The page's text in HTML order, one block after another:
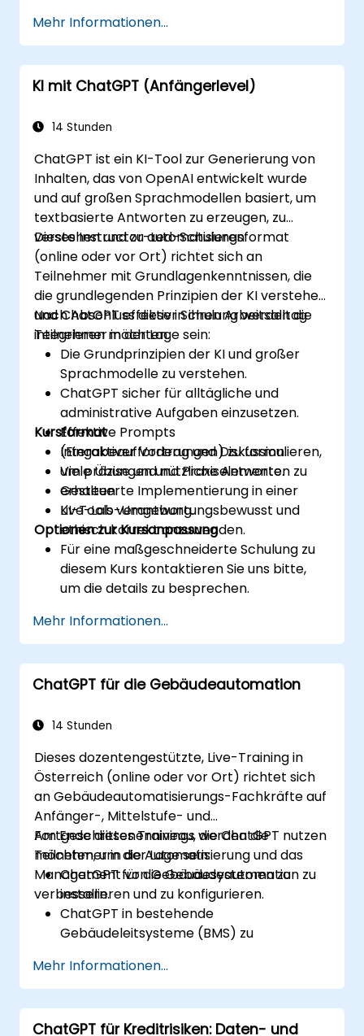
Mehr Informationen...
KI mit ChatGPT (Anfängerlevel)
14 Stunden
ChatGPT ist ein KI-Tool zur Generierung von
Inhalten, das von OpenAI entwickelt wurde
und auf großen Sprachmodellen basiert, um
textbasierte Antworten zu erzeugen, zu
verstehen und zu automatisieren.
Dieses Instructor-Led-Schulungsformat
(online oder vor Ort) richtet sich an
Teilnehmer mit Grundlagenkenntnissen, die
die grundlegenden Prinzipien der KI verstehen
und ChatGPT effektiv in ihren Arbeitsalltag
integrieren möchten.
Nach Abschluss dieser Schulung werden die
Teilnehmer in der Lage sein:
Die Grundprinzipien der KI und großer
Sprachmodelle zu verstehen.
ChatGPT sicher für alltägliche und
administrative Aufgaben einzusetzen.
Effektive Prompts
(Eingabeaufforderungen) zu formulieren,
um präzise und nützliche Antworten zu
erhalten.
KI-Tools verantwortungsbewusst und
ethisch korrekt anzuwenden.
Kursformat
Interaktiver Vortrag und Diskussion.
Viele Übungen und Praxiselemente.
Gesteuerte Implementierung in einer
Live-Lab-Umgebung.
Optionen zur Kursanpassung
Für eine maßgeschneiderte Schulung zu
diesem Kurs kontaktieren Sie uns bitte,
um die details zu besprechen.
Mehr Informationen...
ChatGPT für die Gebäudeautomation
14 Stunden
Dieses dozentengestützte, Live-Training in
Österreich (online oder vor Ort) richtet sich
an Gebäudeautomatisierungs-Fachkräfte auf
Anfänger-, Mittelstufe- und
Fortgeschrittenenniveau, die ChatGPT nutzen
möchten, um die Automatisierung und das
Management von Gebäudesystemen zu
verbessern.
Am Ende dieses Trainings werden die
Teilnehmer in der Lage sein:
ChatGPT für die Gebäudeautomation zu
installieren und zu konfigurieren.
ChatGPT in bestehende
Gebäudeleitsysteme (BMS) zu
Die Steuerung von Beleuchtung, HLK
(Heizung, Lüftung, Klima) und
Brandschutzsystemen durch ChatGPT zu
automatisieren.
Mehr Informationen...
ChatGPT für Kreditrisiken: Daten- und